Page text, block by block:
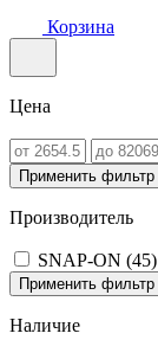
Корзина
Цена
Применить фильтр
Производитель
SNAP-ON (45)
Применить фильтр
Наличие